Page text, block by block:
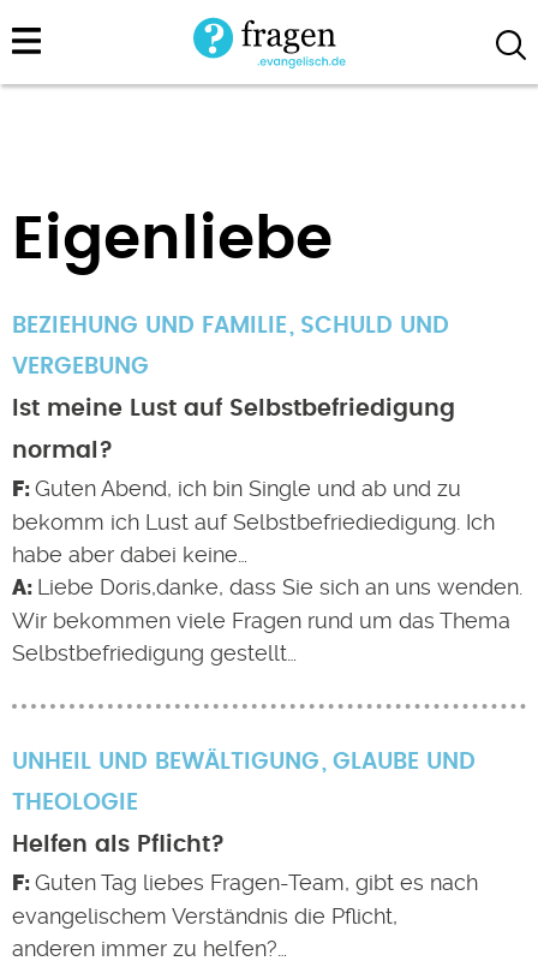
Direkt
zum
Eigenliebe
BEZIEHUNG UND FAMILIE
SCHULD UND
VERGEBUNG
Ist meine Lust auf Selbstbefriedigung
normal?
Guten Abend, ich bin Single und ab und zu
bekomm ich Lust auf Selbstbefriediedigung. Ich
habe aber dabei keine…
Liebe Doris,danke, dass Sie sich an uns wenden.
Wir bekommen viele Fragen rund um das Thema
Selbstbefriedigung gestellt…
UNHEIL UND BEWÄLTIGUNG
GLAUBE UND
THEOLOGIE
Helfen als Pflicht?
Guten Tag liebes Fragen-Team, gibt es nach
evangelischem Verständnis die Pflicht,
anderen immer zu helfen?…